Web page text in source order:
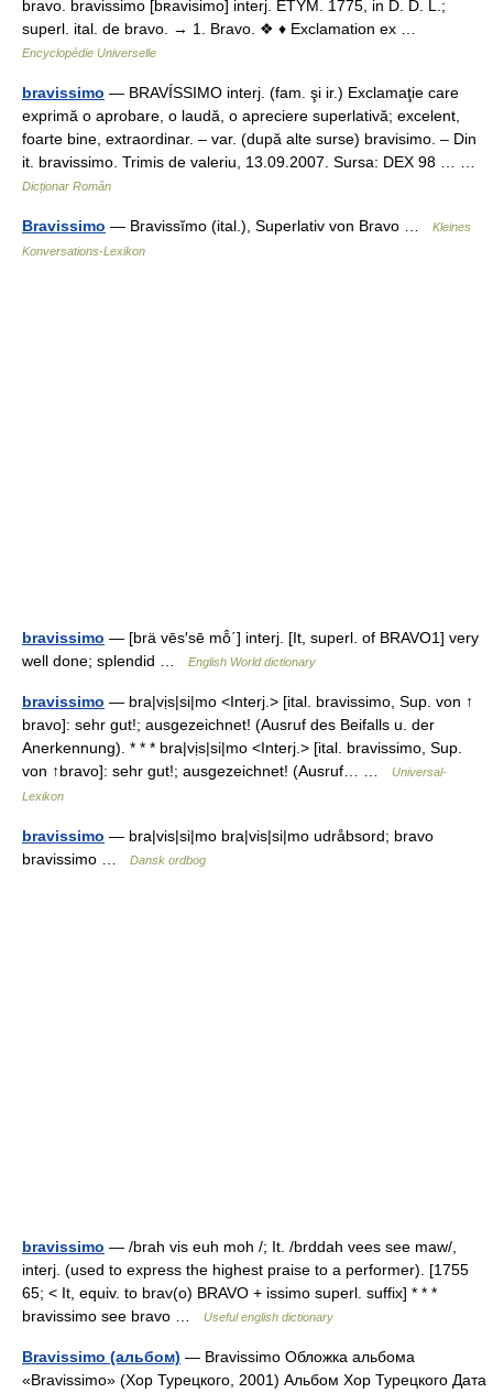
bravo. bravissimo [bʀavisimo] interj. ÉTYM. 1775, in D. D. L.;
superl. ital. de bravo. → 1. Bravo. ❖ ♦ Exclamation ex …
Encyclopédie Universelle
bravissimo — BRAVÍSSIMO interj. (fam. şi ir.) Exclamaţie care
exprimă o aprobare, o laudă, o apreciere superlativă; excelent,
foarte bine, extraordinar. – var. (după alte surse) bravisimo. – Din
it. bravissimo. Trimis de valeriu, 13.09.2007. Sursa: DEX 98 … …
Dicționar Român
Bravissimo — Bravissĭmo (ital.), Superlativ von Bravo …
Kleines
Konversations-Lexikon
bravissimo — [brä vēs′sē mō̂΄] interj. [It, superl. of BRAVO1] very
well done; splendid …
English World dictionary
bravissimo — bra|vịs|si|mo <Interj.> [ital. bravissimo, Sup. von ↑
bravo]: sehr gut!; ausgezeichnet! (Ausruf des Beifalls u. der
Anerkennung). * * * bra|vịs|si|mo <Interj.> [ital. bravissimo, Sup.
von ↑bravo]: sehr gut!; ausgezeichnet! (Ausruf… …
Universal-
Lexikon
bravissimo — bra|vis|si|mo bra|vis|si|mo udråbsord; bravo
bravissimo …
Dansk ordbog
bravissimo — /brah vis euh moh /; It. /brddah vees see maw/,
interj. (used to express the highest praise to a performer). [1755
65; < It, equiv. to brav(o) BRAVO + issimo superl. suffix] * * *
bravissimo see bravo …
Useful english dictionary
Bravissimo (альбом) — Bravissimo Обложка альбома
«Bravissimo» (Хор Турецкого, 2001) Альбом Хор Турецкого Дата